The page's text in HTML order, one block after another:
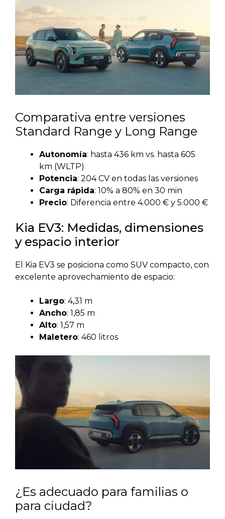
Comparativa entre versiones
Standard Range y Long Range
Autonomía: hasta 436 km vs. hasta 605
km (WLTP)
Potencia: 204 CV en todas las versiones
Carga rápida: 10% a 80% en 30 min
Precio: Diferencia entre 4.000 € y 5.000 €
Kia EV3: Medidas, dimensiones
y espacio interior
El Kia EV3 se posiciona como SUV compacto, con
excelente aprovechamiento de espacio:
Largo: 4,31 m
Ancho: 1,85 m
Alto: 1,57 m
Maletero: 460 litros
¿Es adecuado para familias o
para ciudad?